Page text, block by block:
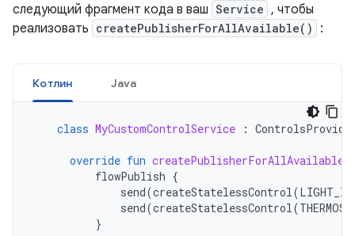
следующий фрагмент кода в ваш Service , чтобы
реализовать createPublisherForAllAvailable() :
Котлин Java
class MyCustomControlService :
override fun createPublisherForAllAvailable
flowPublish {
send(createStatelessControl(LIGHT_ID
send(createStatelessControl(
}